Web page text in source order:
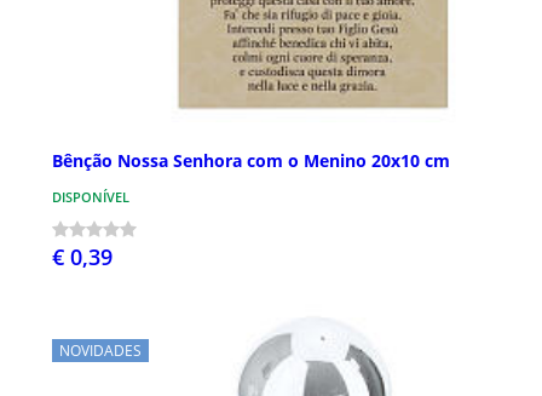
Bênção Nossa Senhora com o Menino 20x10 cm
DISPONÍVEL
€ 0,39
NOVIDADES